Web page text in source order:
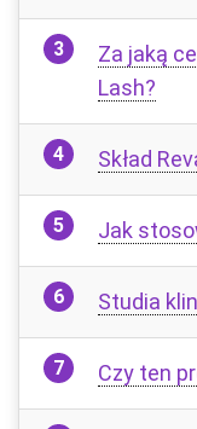
Za jaką
Lash?
Skład
Jak
Studia
Czy ten